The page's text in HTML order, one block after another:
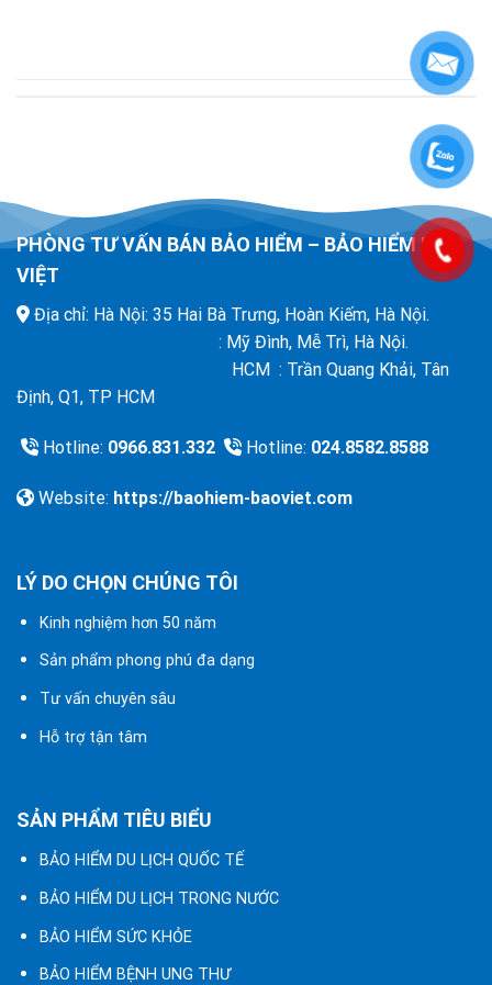
PHÒNG TƯ VẤN BÁN BẢO HIỂM – BẢO HIỂM BẢO
VIỆT
Địa chỉ: Hà Nội: 35 Hai Bà Trưng, Hoàn Kiếm, Hà Nội.
: Mỹ Đình, Mễ Trì, Hà Nội.
HCM : Trần Quang Khải, Tân
Định, Q1, TP HCM
Hotline: 0966.831.332 Hotline: 024.8582.8588
Website: https://baohiem-baoviet.com
LÝ DO CHỌN CHÚNG TÔI
Kinh nghiệm hơn 50 năm
Sản phẩm phong phú đa dạng
Tư vấn chuyên sâu
Hỗ trợ tận tâm
SẢN PHẨM TIÊU BIỂU
BẢO HIỂM DU LỊCH QUỐC TẾ
BẢO HIỂM DU LỊCH TRONG NƯỚC
BẢO HIỂM SỨC KHỎE
BẢO HIỂM BỆNH UNG THƯ